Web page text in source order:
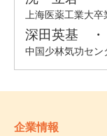
企業情報